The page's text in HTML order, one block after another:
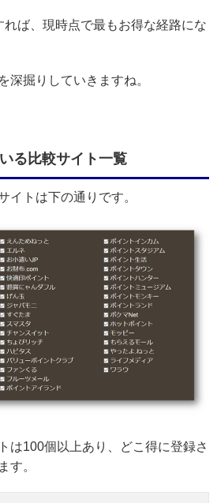
れば、現時点で最もお得な経路にな
深掘りしていきますね。
る比較サイト一覧
イトは下の通りです。
は100個以上あり、どこ得に登録さ
す。